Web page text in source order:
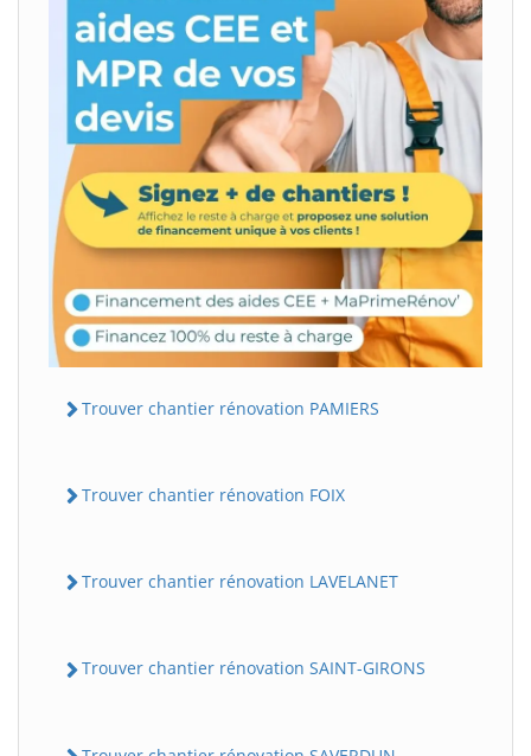
Trouver chantier rénovation PAMIERS
Trouver chantier rénovation FOIX
Trouver chantier rénovation LAVELANET
Trouver chantier rénovation SAINT-GIRONS